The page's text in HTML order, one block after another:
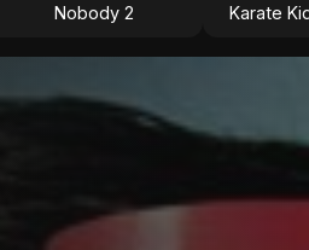
Nobody 2 Karate